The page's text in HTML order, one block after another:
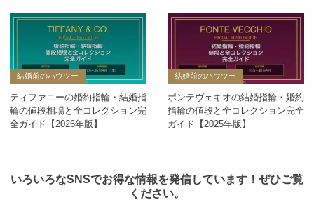
結婚前のハウツー
ティファニーの婚約指輪・結婚指
輪の値段相場と全コレクション完
全ガイド【2026年版】
結婚前のハウツー
ポンテヴェキオの結婚指輪・婚約
指輪の値段と全コレクション完全
ガイド【2025年版】
いろいろなSNSでお得な情報を発信しています！ぜひご覧
ください。